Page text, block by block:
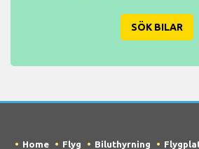
SÖK BILAR
Home Flyg Biluthyrning